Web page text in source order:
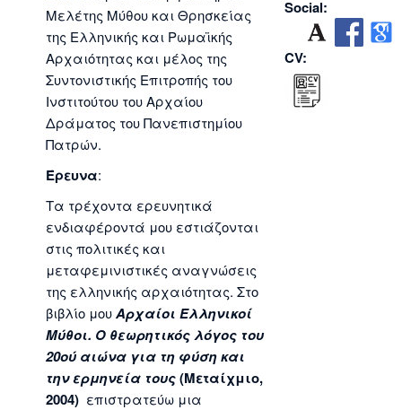
Μελέτης Μύθου και Θρησκείας
της Ελληνικής και Ρωμαϊκής
Αρχαιότητας και μέλος της
Συντονιστικής Επιτροπής του
Ινστιτούτου του Αρχαίου
Δράματος του Πανεπιστημίου
Πατρών.
Έρευνα:
Τα τρέχοντα ερευνητικά
ενδιαφέροντά μου εστιάζονται
στις πολιτικές και
μεταφεμινιστικές αναγνώσεις
της ελληνικής αρχαιότητας. Στο
βιβλίο μουΑρχαίοι Ελληνικοί
Μύθοι. Ο θεωρητικός λόγος του
20ού αιώνα για τη φύση και
την ερμηνεία τους(Μεταίχμιο,
2004) επιστρατεύω μια
Social:
CV: